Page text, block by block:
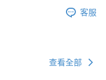
客服
查看全部